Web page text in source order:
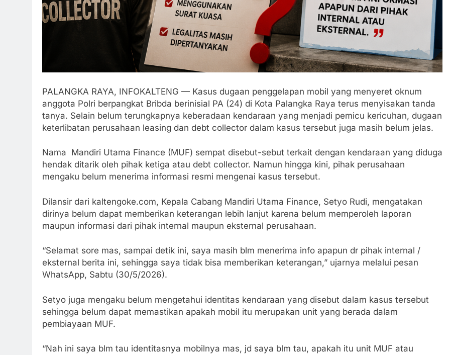
PALANGKA RAYA, INFOKALTENG — Kasus dugaan penggelapan mobil yang menyeret oknum
anggota Polri berpangkat Bribda berinisial PA (24) di Kota Palangka Raya terus menyisakan tanda
tanya. Selain belum terungkapnya keberadaan kendaraan yang menjadi pemicu kericuhan, dugaan
keterlibatan perusahaan leasing dan debt collector dalam kasus tersebut juga masih belum jelas.
Nama Mandiri Utama Finance (MUF) sempat disebut-sebut terkait dengan kendaraan yang diduga
hendak ditarik oleh pihak ketiga atau debt collector. Namun hingga kini, pihak perusahaan
mengaku belum menerima informasi resmi mengenai kasus tersebut.
Dilansir dari kaltengoke.com, Kepala Cabang Mandiri Utama Finance, Setyo Rudi, mengatakan
dirinya belum dapat memberikan keterangan lebih lanjut karena belum memperoleh laporan
maupun informasi dari pihak internal maupun eksternal perusahaan.
“Selamat sore mas, sampai detik ini, saya masih blm menerima info apapun dr pihak internal /
eksternal berita ini, sehingga saya tidak bisa memberikan keterangan,” ujarnya melalui pesan
WhatsApp, Sabtu (30/5/2026).
Setyo juga mengaku belum mengetahui identitas kendaraan yang disebut dalam kasus tersebut
sehingga belum dapat memastikan apakah mobil itu merupakan unit yang berada dalam
pembiayaan MUF.
“Nah ini saya blm tau identitasnya mobilnya mas, jd saya blm tau, apakah itu unit MUF atau